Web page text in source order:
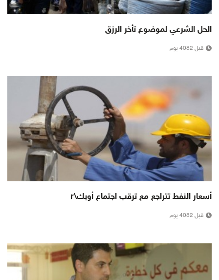
الحل الشرعي لموضوع تأخر الرزق
قبل 4082 يوم
أسعار النفط تتراجع مع ترقب اجتماع أوبك\r
قبل 4082 يوم